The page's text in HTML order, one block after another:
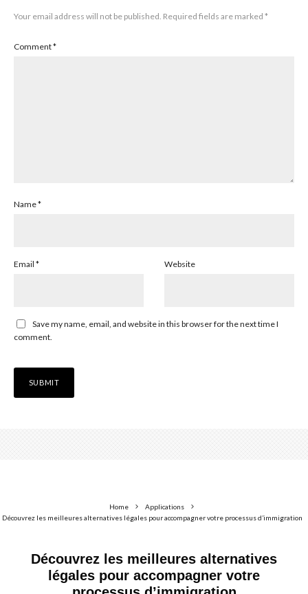
Your email address will not be published. Required fields are marked *
Comment*
Name*
Email * Website
Save my name, email, and website in this browser for the next time I
comment.
Home
Applications
Découvrez les meilleures alternatives légales pour accompagner votre processus d’immigration
Découvrez les meilleures alternatives
légales pour accompagner votre